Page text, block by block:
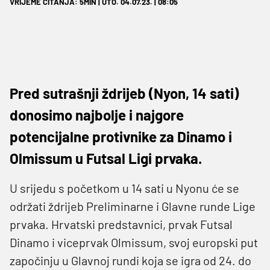
Pred sutrašnji ždrijeb (Nyon, 14 sati)
donosimo najbolje i najgore
potencijalne protivnike za Dinamo i
Olmissum u Futsal Ligi prvaka.
U srijedu s početkom u 14 sati u Nyonu će se
održati ždrijeb Preliminarne i Glavne runde Lige
prvaka. Hrvatski predstavnici, prvak Futsal
Dinamo i viceprvak Olmissum, svoj europski put
započinju u Glavnoj rundi koja se igra od 24. do